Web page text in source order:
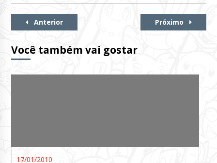
Continue
Anterior Próximo
Você também vai gostar
17/01/2010